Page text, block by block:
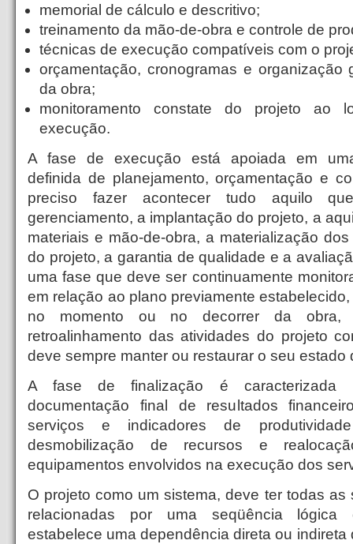
memorial de cálculo e descritivo;
treinamento da mão-de-obra e controle de
técnicas de execução compatíveis com o
orçamentação, cronogramas e organização
da obra;
monitoramento constate do projeto ao
execução.
A fase de execução está apoiada em
definida de planejamento, orçamentação e
preciso fazer acontecer tudo aquilo
gerenciamento, a implantação do projeto, a
materiais e mão-de-obra, a materialização
do projeto, a garantia de qualidade e a
uma fase que deve ser continuamente
em relação ao plano previamente
no momento ou no decorrer da obra,
retroalinhamento das atividades do projeto
deve sempre manter ou restaurar o seu estado
A fase de finalização é caracterizada
documentação final de resultados
serviços e indicadores de
desmobilização de recursos e
equipamentos envolvidos na execução dos
O projeto como um sistema, deve ter todas as
relacionadas por uma seqüência lógica
estabelece uma dependência direta ou indireta